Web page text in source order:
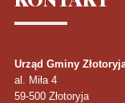
Urząd Gminy
al. Miła 4
59-500 Złotoryja